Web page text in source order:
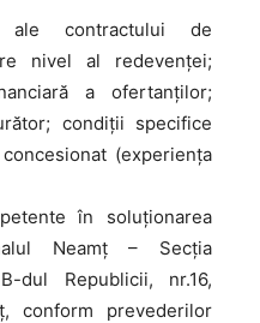
contractului de
nivel al redevenței;
a ofertanților;
condiții specifice
(experiența
în soluționarea
Neamţ – Secţia
dul Republicii, nr.16,
conform prevederilor